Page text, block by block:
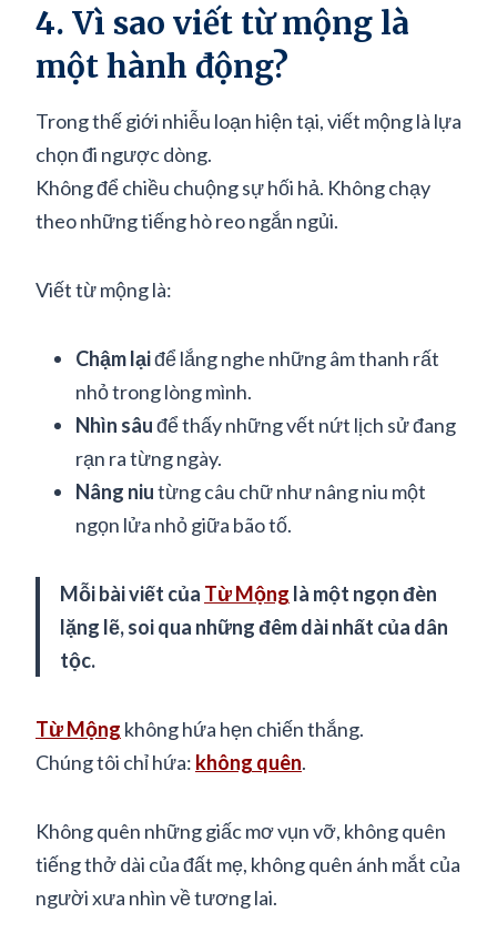
4. Vì sao viết từ mộng là
một hành động?
Trong thế giới nhiễu loạn hiện tại, viết mộng là lựa
chọn đi ngược dòng.
Không để chiều chuộng sự hối hả. Không chạy
theo những tiếng hò reo ngắn ngủi.
Viết từ mộng là:
Chậm lạiđể lắng nghe những âm thanh rất
nhỏ trong lòng mình.
Nhìn sâuđể thấy những vết nứt lịch sử đang
rạn ra từng ngày.
Nâng niutừng câu chữ như nâng niu một
ngọn lửa nhỏ giữa bão tố.
Mỗi bài viết của Từ Mộng là một ngọn đèn
lặng lẽ, soi qua những đêm dài nhất của dân
tộc.
Từ Mộng không hứa hẹn chiến thắng.
Chúng tôi chỉ hứa: không quên.
Không quên những giấc mơ vụn vỡ, không quên
tiếng thở dài của đất mẹ, không quên ánh mắt của
người xưa nhìn về tương lai.